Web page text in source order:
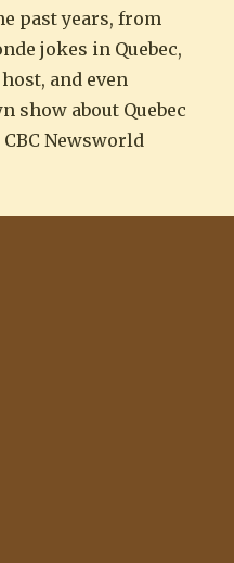
past years, from
jokes in Quebec,
and even
show about Quebec
Newsworld